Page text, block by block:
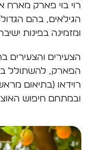
רוי בוי פארק מארח
הגילאים, בהם
ומזמינה בפינות
הצעירים והצעירים
הפארק, להשתולל
רוידאו (בתיאום
ובמתחם חיפוש